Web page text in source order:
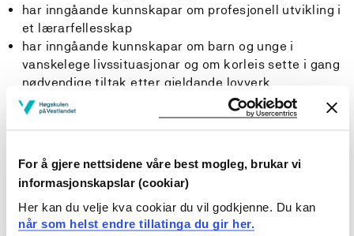
For å gjere nettsidene våre best mogleg, brukar vi
informasjonskapslar (cookiar)
Her kan du velje kva cookiar du vil godkjenne. Du kan
når som helst endre tillatinga du gir her.
har inngåande kunnskapar om profesjonell utvikling i
et lærarfellesskap
har inngåande kunnskapar om barn og unge i
vanskelege livssituasjonar og om korleis sette i gang
nødvendige tiltak etter gjeldande lovverk
Ferdigheiter
Studenten
kan analysere og leggje til rette for læringsprosessar
som tek vare på mangfaldet i elevgruppa
kan bruke lokalt arbeids-, kultur- og samfunnsliv i